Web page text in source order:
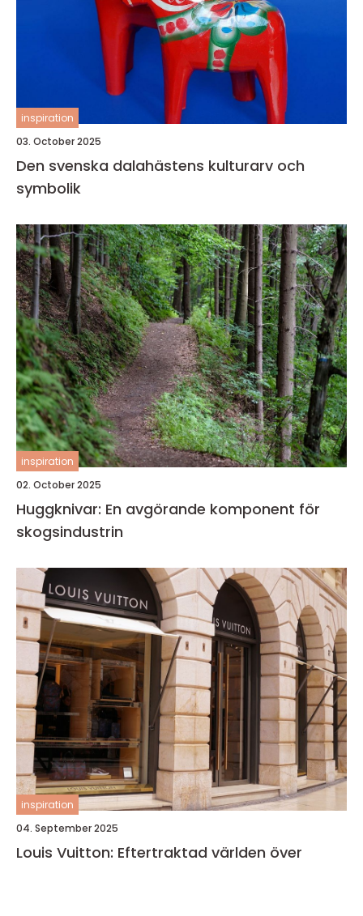
inspiration
03. October 2025
Den svenska dalahästens kulturarv och
symbolik
inspiration
02. October 2025
Huggknivar: En avgörande komponent för
skogsindustrin
inspiration
04. September 2025
Louis Vuitton: Eftertraktad världen över